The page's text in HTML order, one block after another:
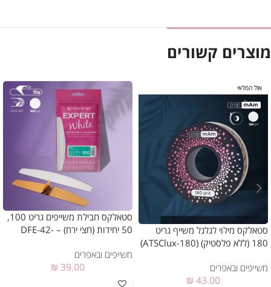
מוצרים קשורים
אזל המלאי
סטאלקס מילוי לגלגל משייף גריט
180 (ללא פלסטיק) (ATSClux-180)
משייפים ובאפרים
₪ 43.00
סטאלקס חבילת משייפים גריט 100,
50 יחידות (חצי ירח) – DFE-42-
משייפים ובאפרים
₪ 39.00